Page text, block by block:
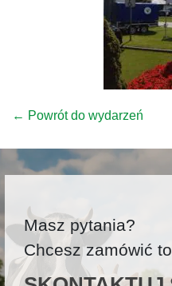
← Powrót do wydarzeń
Masz pytania?
Chcesz zamówić